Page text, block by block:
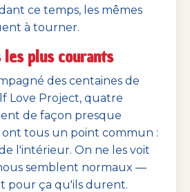
ce temps, les mêmes
à tourner.
plus courants
des centaines de
Love Project, quatre
de façon presque
ont tous un point commun :
l'intérieur. On ne les voit
semblent normaux —
pour ça qu'ils durent.